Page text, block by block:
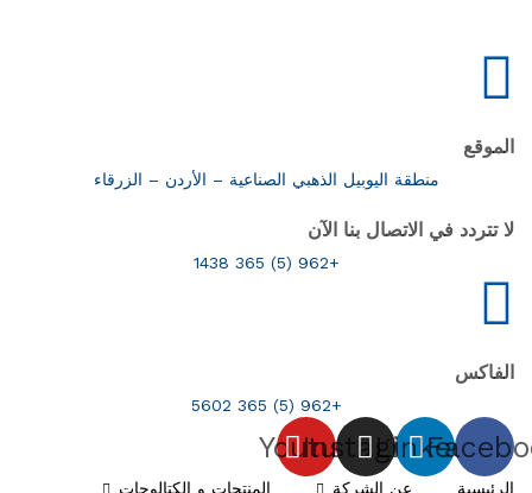
الموقع
منطقة اليوبيل الذهبي الصناعية – الأردن – الزرقاء
لا تتردد في الاتصال بنا الآن
+962 (5) 365 1438
الفاكس
+962 (5) 365 5602
Linkedin
Instagram
Youtube
الرئيسية عن الشركة المنتجات و الكتالوجات